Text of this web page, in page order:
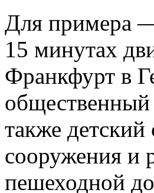
Для примера
15 минутах
Франкфурт в
общественный
также
сооружения и
пешеходной